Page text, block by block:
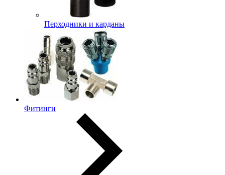
Перходники и карданы
Фитинги